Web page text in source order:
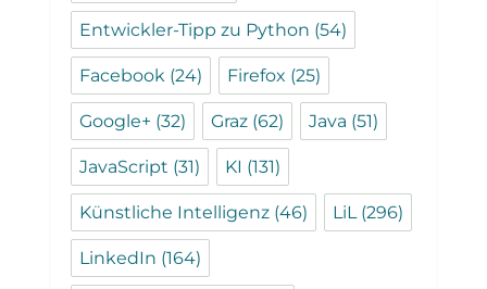
Entwickler-Tipp zu Python (54)
Facebook (24) Firefox (25)
Google+ (32) Graz (62) Java (51)
JavaScript (31) KI (131)
Künstliche Intelligenz (46) LiL(296)
LinkedIn (164)